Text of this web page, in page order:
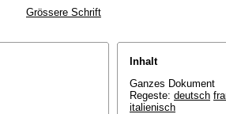
Grössere Schrift
Inhalt
Ganzes Dokument
Regeste: deutsch
italienisch